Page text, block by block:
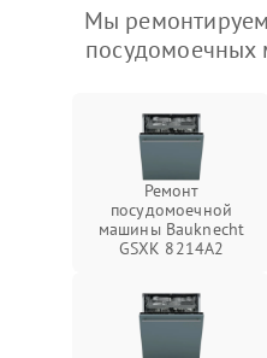
Мы
Ремонт
посудомоечной
машины Bauknecht
GSXK 8214A2